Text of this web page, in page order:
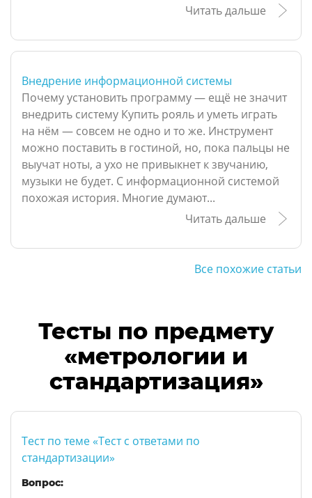
Читать дальше
Внедрение информационной системы
Почему установить программу — ещё не значит
внедрить систему Купить рояль и уметь играть
на нём — совсем не одно и то же. Инструмент
можно поставить в гостиной, но, пока пальцы не
выучат ноты, а ухо не привыкнет к звучанию,
музыки не будет. С информационной системой
похожая история. Многие думают...
Читать дальше
Все похожие статьи
Тесты по предмету
«метрологии и
стандартизация»
Тест по теме «Тест с ответами по
стандартизации»
Вопрос: